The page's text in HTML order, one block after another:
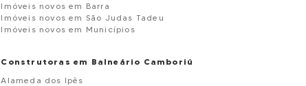
Imóveis novos em Barra
Imóveis novos em São Judas Tadeu
Imóveis novos em Municípios
Construtoras em Balneário Camboriú
Alameda dos Ipês